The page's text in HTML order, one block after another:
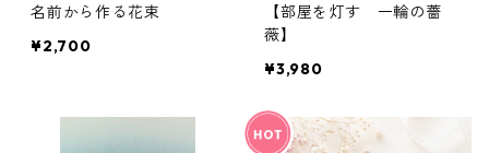
名前から作る花束
¥2,700
【部屋を灯す 一輪の薔
薇】
¥3,980